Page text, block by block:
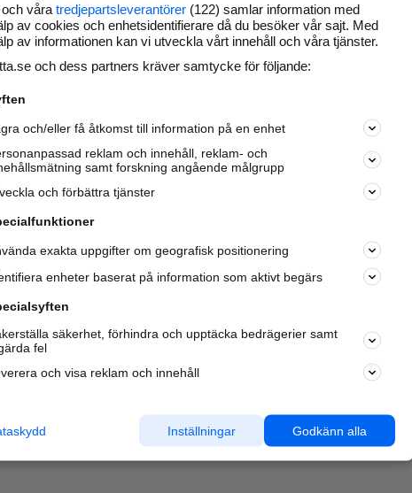
Marknadsför företaget på
nya kunder och
samarbetspartners nära dig.
Läs mer här
våra tredjepartsleverantörer (122) samlar information med
av cookies och enhetsidentifierare då du besöker vår sajt. Med
av informationen kan vi utveckla vårt innehåll och våra tjänster.
och dess partners kräver samtycke för följande:
och/eller få åtkomst till information på en enhet
reklam och innehåll, reklam- och
samt forskning angående målgrupp
och förbättra tjänster
exakta uppgifter om geografisk positionering
enheter baserat på information som aktivt begärs
säkerhet, förhindra och upptäcka bedrägerier samt
fel
och visa reklam och innehåll
Godkänn alla
Inställningar